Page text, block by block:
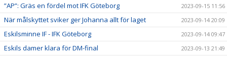
”AP”: Gräs en fördel mot IFK Göteborg 2023-09-15 11:56
När målskyttet sviker ger Johanna allt för laget 2023-09-14 20:09
Eskilsminne IF - IFK Göteborg 2023-09-14 09:47
Eskils damer klara för DM-final 2023-09-13 21:49